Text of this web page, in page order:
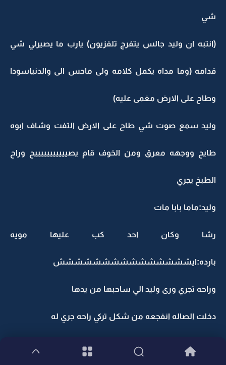
شي
(انتبه ان وليد جالس يتفرج تلفزيون) يارب ما يصيرلي شي
قدامه (وما مداه يكمل كلامه ولى ماحس الى والدنياسودا
وطاح على الارض مغمى عليه)
وليد سمع صوت شي طاح على الارض التفت وشاف ابوه
طايح ووجهه معرق ومن الخوف قام يصيييييييييييح وراح
الطبخ يجري
وليد:ماما بابا مات
رشا وكان احد كب عليها مويه
بارده:ايششششششششششششششش
وراحه تجري ورى وليد الي ساحبها من يدها
دخلت الصاله انفجعه من شكل تركي راحه جري له